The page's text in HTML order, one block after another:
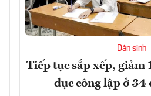
Dân sinh
Tiếp tục sắp xếp, giảm
dục công lập ở 34